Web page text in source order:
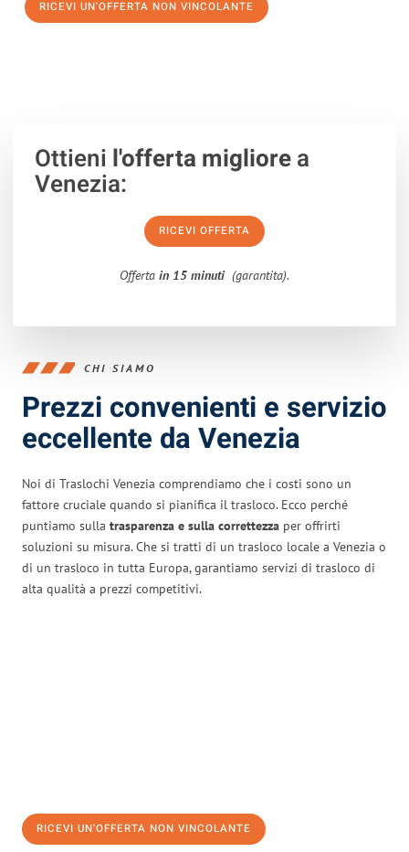
RICEVI UN'OFFERTA NON VINCOLANTE
Ottieni l'offerta migliorea
Venezia:
RICEVI OFFERTA
Offerta in 15 minuti (garantita).
CHI SIAMO
Prezzi convenienti e servizio
eccellente da Venezia
Noi di Traslochi Venezia comprendiamo che i costi sono un
fattore cruciale quando si pianifica il trasloco. Ecco perché
puntiamo sulla trasparenza e sulla correttezza per offrirti
soluzioni su misura. Che si tratti di un trasloco locale a Venezia o
di un trasloco in tutta Europa, garantiamo servizi di trasloco di
alta qualità a prezzi competitivi.
RICEVI UN'OFFERTA NON VINCOLANTE